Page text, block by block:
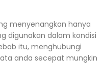
menyenangkan hanya
digunakan dalam kondisi
itu, menghubungi
anda secepat mungkin